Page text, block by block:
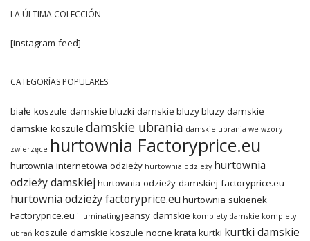
LA ÚLTIMA COLECCIÓN
[instagram-feed]
CATEGORÍAS POPULARES
białe koszule damskie bluzki damskie bluzybluzy damskie
damskie koszule damskie ubrania damskie ubrania we wzory
zwierzęce hurtownia Factoryprice.eu
hurtownia internetowa odzieży hurtownia odzieży hurtownia
odzieży damskiej hurtownia odzieży damskiej factoryprice.eu
hurtownia odzieży factoryprice.eu hurtownia sukienek
Factoryprice.eu illuminating jeansy damskie komplety damskie komplety
ubrań koszule damskie koszule nocne krata kurtki kurtki damskie